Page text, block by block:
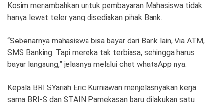
Kosim menambahkan untuk pembayaran Mahasiswa tidak
hanya lewat teler yang disediakan pihak Bank.
“Sebenarnya mahasiswa bisa bayar dari Bank lain, Via ATM,
SMS Banking. Tapi mereka tak terbiasa, sehingga harus
bayar langsung,” jelasnya melalui chat whatsApp nya.
Kepala BRI SYariah Eric Kurniawan menjelasnyakan kerja
sama BRI-S dan STAIN Pamekasan baru dilakukan satu